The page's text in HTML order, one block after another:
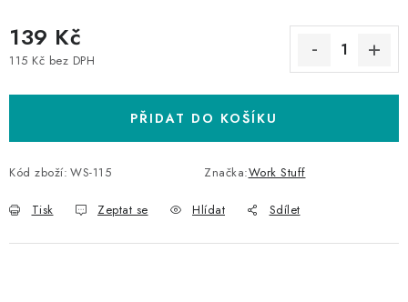
139 Kč
115 Kč bez DPH
PŘIDAT DO KOŠÍKU
Kód zboží: WS-115 Značka:Work Stuff
Tisk Zeptat se Hlídat Sdílet